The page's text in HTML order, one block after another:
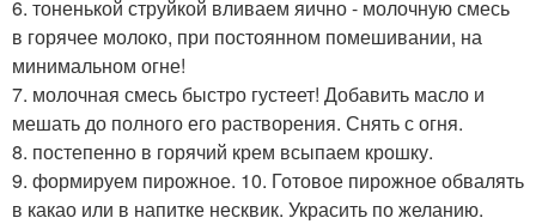
6. тоненькой струйкой вливаем яично - молочную смесь
в горячее молоко, при постоянном помешивании, на
минимальном огне!
7. молочная смесь быстро густеет! Добавить масло и
мешать до полного его растворения. Снять с огня.
8. постепенно в горячий крем всыпаем крошку.
9. формируем пирожное. 10. Готовое пирожное обвалять
в какао или в напитке несквик. Украсить по желанию.